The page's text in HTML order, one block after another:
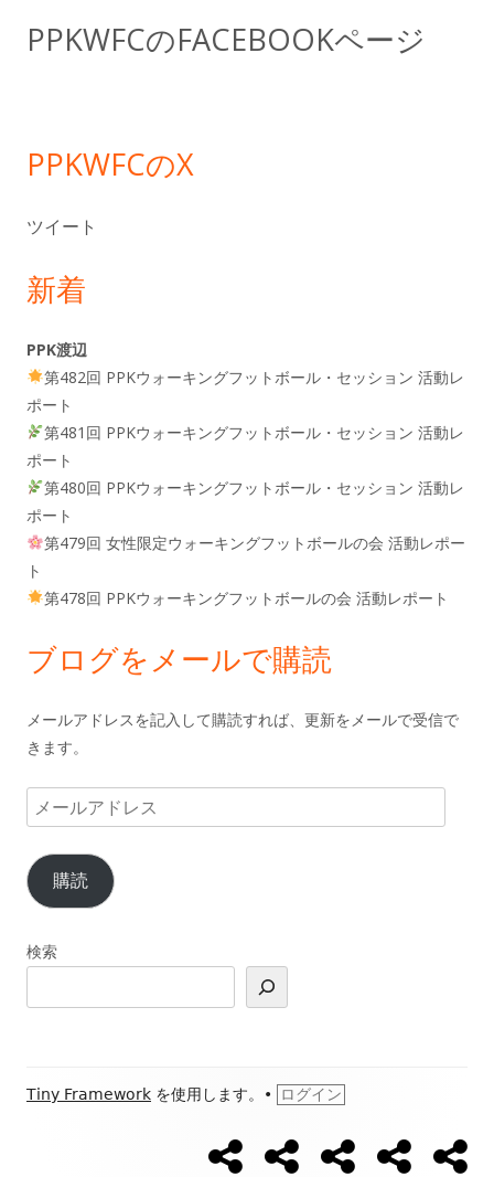
ド
PPKWFCのFACEBOOKページ
PPKWFCのX
ツイート
新着
PPK渡辺
第482回 PPKウォーキングフットボール・セッション 活動レ
ポート
第481回 PPKウォーキングフットボール・セッション 活動レ
ポート
第480回 PPKウォーキングフットボール・セッション 活動レ
ポート
第479回 女性限定ウォーキングフットボールの会 活動レポー
ト
第478回 PPKウォーキングフットボールの会 活動レポート
ブログをメールで購読
メールアドレスを記入して購読すれば、更新をメールで受信で
きます。
メ
ー
ル
ア
ド
ス
購読
検索
フ
Tiny Framework を使用します。 • ログイン
【ウ
ォ
【開
催
Ｌ
Ｉ
ブ
ロ
ブ
ロ